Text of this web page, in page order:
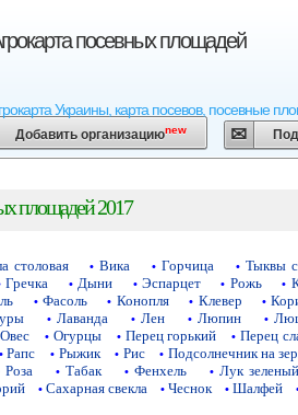
посевных площадей
Украины, карта посевов, посевные
Добавить организациюnew
площадей 2017
столовая • Вика • Горчица • Тыквы
Гречка • Дыни • Эспарцет • Рожь •
• Фасоль • Конопля • Клевер •
• Лаванда • Лен • Люпин •
Овес • Огурцы • Перец горький • Перец
• Рапс • Рыжик • Рис • Подсолнечник на
Роза • Табак • Фенхель • Лук зеленый
• Сахарная свекла • Чеснок • Шалфей